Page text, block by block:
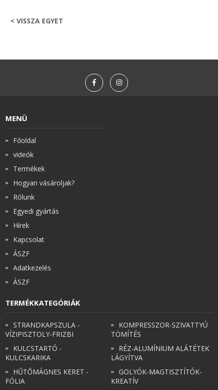
< VISSZA EGYET
MENÜ
Főoldal
videók
Termékek
Hogyan vásároljak?
Rólunk
Egyedi gyártás
Hírek
Kapcsolat
ÁSZF
Adatkezelés
ÁSZF
TERMÉKKATEGÓRIÁK
STRANDKAPSZULA -
VÍZIPISZTOLY-FRIZBI
KULCSTARTÓ -
KULCSKARIKA
HŰTŐMÁGNES KERET -
FÓLIA
KOMPRESSZOR-SZIVATTYÚ
TÖMÍTÉS
RÉZ-ALUMÍNIUM ALÁTÉTEK
LÁGYÍTVA
GOLYÓK-MAGTISZTÍTÓK-
KREATÍV